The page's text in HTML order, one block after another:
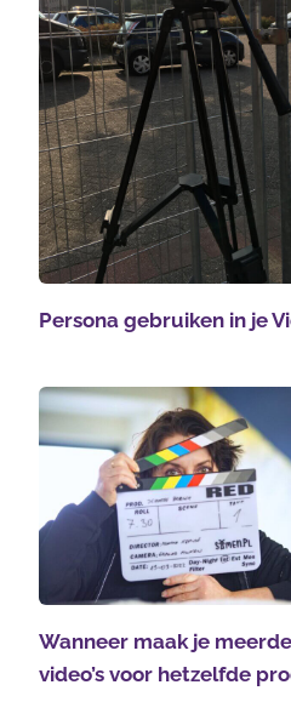
Persona gebruiken in je
Wanneer maak je
video’s voor hetzelfde